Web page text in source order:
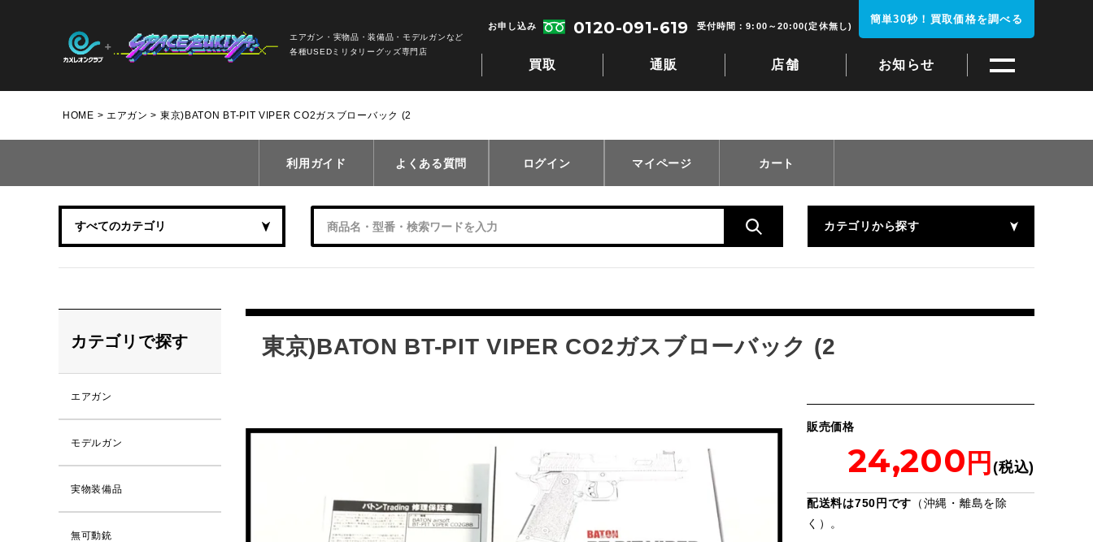
エアガン・実物品・装備品・モデルガンなど
各種USEDミリタリーグッズ専門店
買取 通販 店舗 お知らせ
お申し込み 0120-091-619 受付時間：9:00～20:00(定休無し)
簡単30秒！買取価格を調べる
HOME エアガン 東京)BATON BT-PIT VIPER CO2ガスブローバック (2
利用ガイド よくある質問 ログイン マイページ カート
カテゴリから探す
東京)BATON BT-PIT VIPER CO2ガスブローバック (2
販売価格
24,200
配送料は750円です （沖縄・離島を除
く）。
カテゴリで探す
エアガン
モデルガン
実物装備品
無可動銃